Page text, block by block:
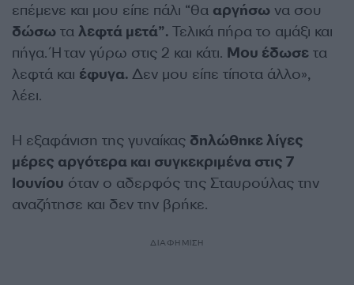
επέμενε και μου είπε πάλι “θα αργήσω να σου
δώσω τα λεφτά μετά”. Τελικά πήρα το αμάξι και
πήγα. Ήταν γύρω στις 2 και κάτι. Μου έδωσε τα
λεφτά και έφυγα. Δεν μου είπε τίποτα άλλο»,
λέει.
Η εξαφάνιση της γυναίκας δηλώθηκε λίγες
μέρες αργότερα και συγκεκριμένα στις 7
Ιουνίου όταν ο αδερφός της Σταυρούλας την
αναζήτησε και δεν την βρήκε.
ΔΙΑΦΗΜΙΣΗ